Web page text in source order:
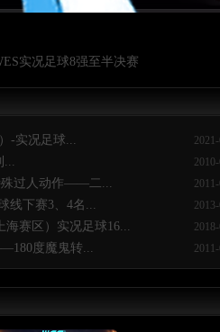
实况足球8强至半决赛
-实况足球...
...
殊过人动作——二...
线下赛3、4名...
海赛区）实况足球16...
度魔鬼转...